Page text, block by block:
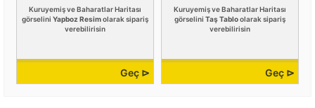
Kuruyemiş ve Baharatlar Haritası
görselini Yapboz Resimolarak sipariş
verebilirisin
Geç ⊳
Kuruyemiş ve Baharatlar Haritası
görselini Taş Tabloolarak sipariş
verebilirisin
Geç ⊳